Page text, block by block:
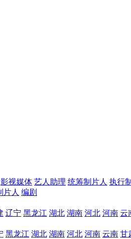
影视媒体 艺人助理 统筹制片人 执行
片人 编剧
辽宁 黑龙江 湖北 湖南 河北 河南 云
黑龙江 湖北 湖南 河北 河南 云南 甘